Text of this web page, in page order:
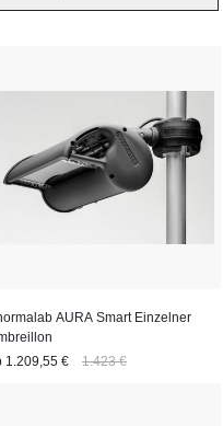
Edelstahl
AURA Smart Einzelner
1.209,55 € 1.423 €